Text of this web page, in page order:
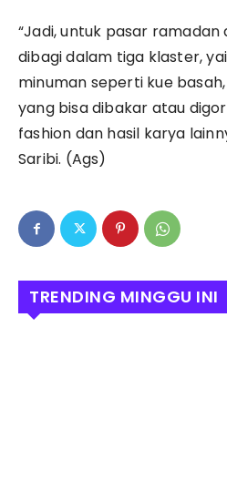
“Jadi, untuk pasar ramadan
dibagi dalam tiga klaster,
minuman seperti kue
yang bisa dibakar atau
fashion dan hasil karya
Saribi. (Ags)
TRENDING MINGGU INI